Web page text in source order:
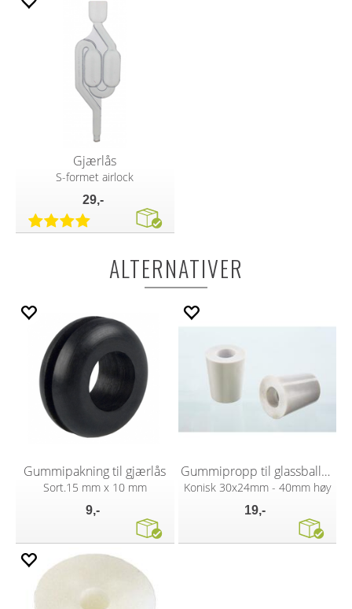
Gjærlås
S-formet airlock
29,-
ALTERNATIVER
Gummipakning til gjærlås
Sort.15 mm x 10 mm
9,-
Gummipropp til glassballong
Konisk 30x24mm - 40mm høy
19,-